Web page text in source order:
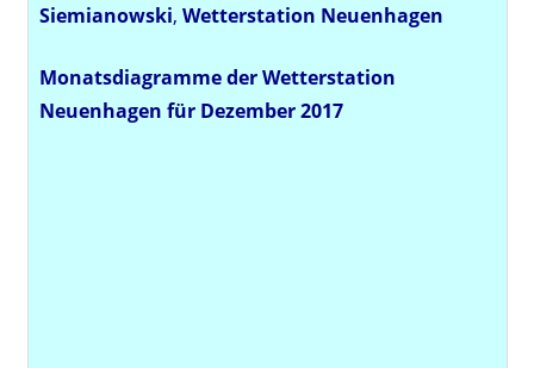
Siemianowski,Wetterstation Neuenhagen
Monatsdiagramme der Wetterstation
Neuenhagen für Dezember 2017